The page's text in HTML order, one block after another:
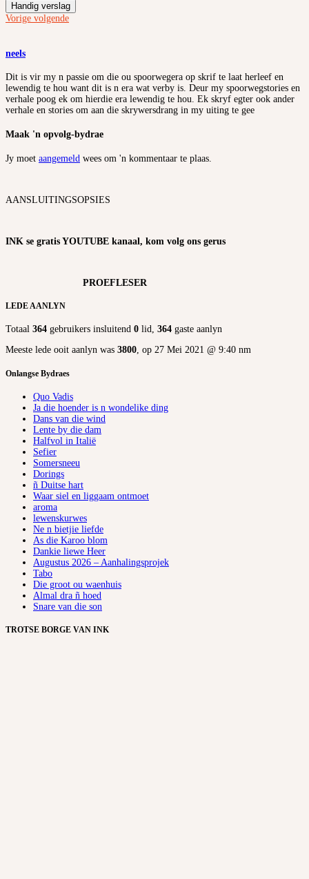
Handig verslag
Vorige volgende
neels
Dit is vir my n passie om die ou spoorwegera op skrif te laat herleef en
lewendig te hou want dit is n era wat verby is. Deur my spoorwegstories en
verhale poog ek om hierdie era lewendig te hou. Ek skryf egter ook ander
verhale en stories om aan die skrywersdrang in my uiting te gee
Maak 'n opvolg-bydrae
Jy moet aangemeld wees om 'n kommentaar te plaas.
AANSLUITINGSOPSIES
INK se gratis YOUTUBE kanaal, kom volg ons gerus
PROEFLESER
LEDE AANLYN
Totaal 364 gebruikers insluitend 0 lid, 364 gaste aanlyn
Meeste lede ooit aanlyn was 3800, op 27 Mei 2021 @ 9:40 nm
Onlangse Bydraes
Quo Vadis
Ja die hoender is n wondelike ding
Dans van die wind
Lente by die dam
Halfvol in Italië
Sefier
Somersneeu
Dorings
ñ Duitse hart
Waar siel en liggaam ontmoet
aroma
lewenskurwes
Ne n bietjie liefde
As die Karoo blom
Dankie liewe Heer
Augustus 2026 – Aanhalingsprojek
Tabo
Die groot ou waenhuis
Almal dra ñ hoed
Snare van die son
TROTSE BORGE VAN INK